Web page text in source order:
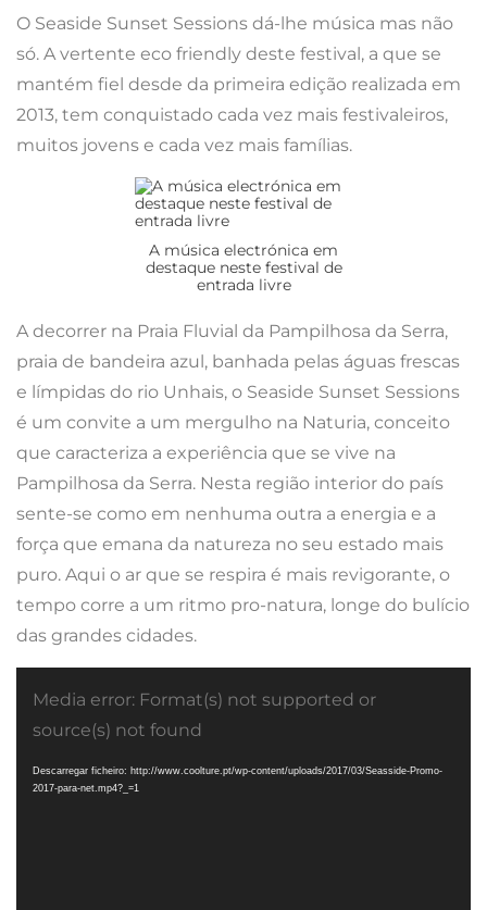
O Seaside Sunset Sessions dá-lhe música mas não
só. A vertente eco friendly deste festival, a que se
mantém fiel desde da primeira edição realizada em
2013, tem conquistado cada vez mais festivaleiros,
muitos jovens e cada vez mais famílias.
A música electrónica em
destaque neste festival de
entrada livre
A decorrer na Praia Fluvial da Pampilhosa da Serra,
praia de bandeira azul, banhada pelas águas frescas
e límpidas do rio Unhais, o Seaside Sunset Sessions
é um convite a um mergulho na Naturia, conceito
que caracteriza a experiência que se vive na
Pampilhosa da Serra. Nesta região interior do país
sente-se como em nenhuma outra a energia e a
força que emana da natureza no seu estado mais
puro. Aqui o ar que se respira é mais revigorante, o
tempo corre a um ritmo pro-natura, longe do bulício
das grandes cidades.
vídeo
Media error: Format(s) not supported or
source(s) not found
Descarregar ficheiro: http://www.coolture.pt/wp-content/uploads/2017/03/Seasside-Promo-
2017-para-net.mp4?_=1